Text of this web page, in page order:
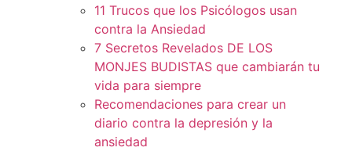
11 Trucos que los Psicólogos usan
contra la Ansiedad
7 Secretos Revelados DE LOS
MONJES BUDISTAS que cambiarán tu
vida para siempre
Recomendaciones para crear un
diario contra la depresión y la
ansiedad